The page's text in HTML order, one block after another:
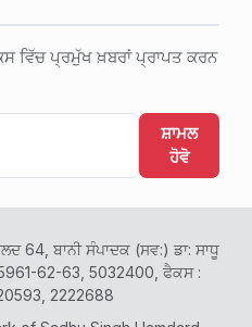
ਵਿੱਚ ਪ੍ਰਮੁੱਖ ਖ਼ਬਰਾਂ ਪ੍ਰਾਪਤ ਕਰਨ
ਸ਼ਾਮਲ
ਹੋਵੋ
64, ਬਾਨੀ ਸੰਪਾਦਕ (ਸਵ:) ਡਾ: ਸਾਧੂ
62-63, 5032400, ਫੈਕਸ :
2222688